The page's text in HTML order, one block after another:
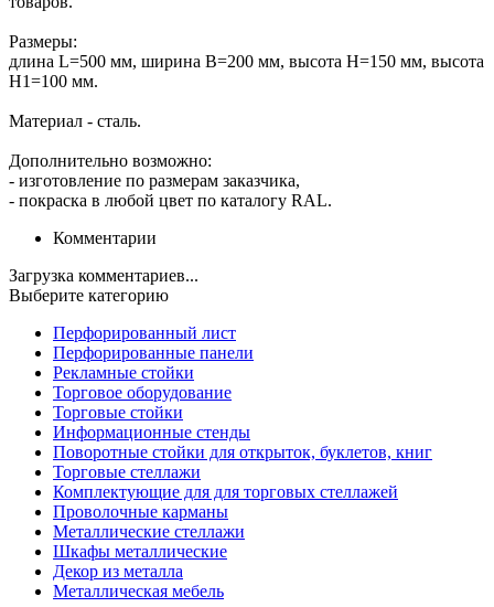
Размеры:
длина L=500 мм, ширина В=200 мм, высота Н=150 мм, высота
Н1=100 мм.
Материал - сталь.
Дополнительно возможно:
- изготовление по размерам заказчика,
- покраска в любой цвет по каталогу RAL.
Комментарии
Загрузка комментариев...
Выберите категорию
Перфорированный лист
Перфорированные панели
Рекламные стойки
Торговое оборудование
Торговые стойки
Информационные стенды
Поворотные стойки для открыток, буклетов, книг
Торговые стеллажи
Комплектующие для для торговых стеллажей
Проволочные карманы
Металлические стеллажи
Шкафы металлические
Декор из металла
Металлическая мебель